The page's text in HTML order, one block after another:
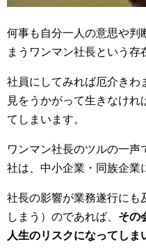
何事も自分一人の意思や判
まうワンマン社長という存
社員にしてみれば厄介きわ
見をうかがって生きなけれ
てしまいます。
ワンマン社長のツルの一声
社は、中小企業・同族企業
社長の影響が業務遂行にも
しまう）のであれば、 その
人生のリスクになってしま